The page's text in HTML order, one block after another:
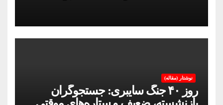
نوشتار (مقاله)
روز ۴۰ جنگ سایبری: جستجوگران